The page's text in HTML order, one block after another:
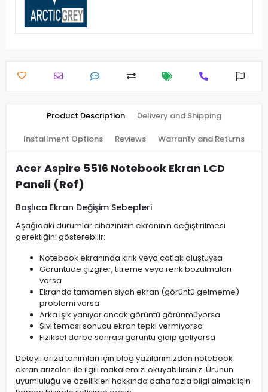
Product Description Delivery and Shipping
Installment Options Reviews Warranty and Returns
Acer Aspire 5516 Notebook Ekran LCD
Paneli (Ref)
Başlıca Ekran Değişim Sebepleri
Aşağıdaki durumlar cihazınızın ekranının değiştirilmesi
gerektiğini gösterebilir:
Notebook ekranında kırık veya çatlak oluştuysa
Görüntüde çizgiler, titreme veya renk bozulmaları
varsa
Ekranda tamamen siyah ekran (görüntü gelmeme)
problemi varsa
Arka ışık yanıyor ancak görüntü görünmüyorsa
Sıvı teması sonucu ekran tepki vermiyorsa
Fiziksel darbe sonrası görüntü gidip geliyorsa
Detaylı arıza tanımları için blog yazılarımızdan notebook
ekran arızaları ile ilgili makalemizi okuyabilirsiniz. Ürünün
uyumluluğu ve özellikleri hakkında daha fazla bilgi almak için